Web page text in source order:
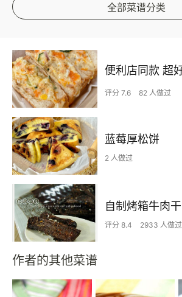
全部菜谱分类
评分 7.6 82 人做过
蓝莓厚松饼
2 人做过
自制烤箱牛肉干
评分 8.4 2933 人做过
作者的其他菜谱